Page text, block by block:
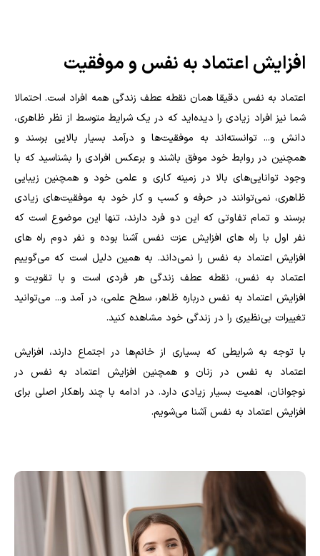
افزایش اعتماد به نفس و موفقیت
اعتماد به نفس دقیقا همان نقطه عطف زندگی همه افراد است. احتمالا
شما نیز افراد زیادی را دیده‌اید که در یک شرایط متوسط از نظر ظاهری،
دانش و... توانسته‌اند به موفقیت‌ها و درآمد بسیار بالایی برسند و
همچنین در روابط خود موفق باشند و برعکس افرادی را بشناسید که با
وجود توانایی‌های بالا در زمینه کاری و علمی خود و همچنین زیبایی
ظاهری، نمی‌توانند در حرفه و کسب و کار خود به موفقیت‌های زیادی
برسند و تمام تفاوتی که این دو فرد دارند، تنها این موضوع است که
نفر اول با راه های افزایش عزت نفس آشنا بوده و نفر دوم راه های
افزایش اعتماد به نفس را نمی‌داند. به همین دلیل است که می‌گوییم
اعتماد به نفس، نقطه عطف زندگی هر فردی است و با تقویت و
افزایش اعتماد به نفس درباره ظاهر، سطح علمی، در آمد و... می‌توانید
تغییرات بی‌نظیری را در زندگی خود مشاهده کنید.
با توجه به شرایطی که بسیاری از خانم‌ها در اجتماع دارند، افزایش
اعتماد به نفس در زنان و همچنین افزایش اعتماد به نفس در
نوجوانان، اهمیت بسیار زیادی دارد. در ادامه با چند راهکار اصلی برای
افزایش اعتماد به نفس آشنا می‌شویم.